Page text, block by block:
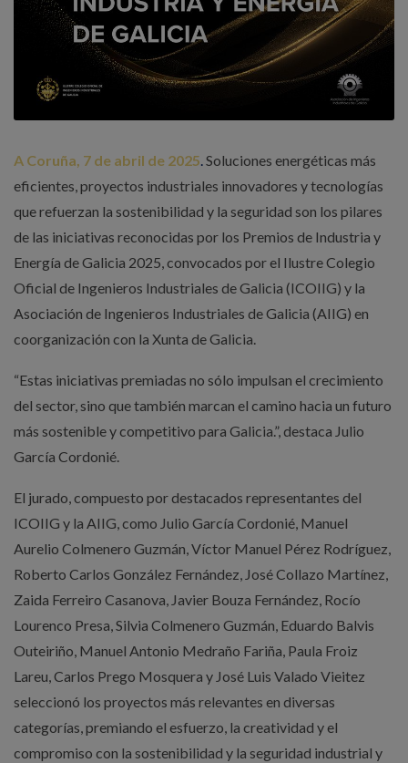
A Coruña, 7 de abril de 2025.Soluciones energéticas más
eficientes, proyectos industriales innovadores y tecnologías
que refuerzan la sostenibilidad y la seguridad son los pilares
de las iniciativas reconocidas por los Premios de Industria y
Energía de Galicia 2025, convocados por el Ilustre Colegio
Oficial de Ingenieros Industriales de Galicia (ICOIIG) y la
Asociación de Ingenieros Industriales de Galicia (AIIG) en
coorganización con la Xunta de Galicia.
“Estas iniciativas premiadas no sólo impulsan el crecimiento
del sector, sino que también marcan el camino hacia un futuro
más sostenible y competitivo para Galicia.”, destaca Julio
García Cordonié.
El jurado, compuesto por destacados representantes del
ICOIIG y la AIIG, como Julio García Cordonié, Manuel
Aurelio Colmenero Guzmán, Víctor Manuel Pérez Rodríguez,
Roberto Carlos González Fernández, José Collazo Martínez,
Zaida Ferreiro Casanova, Javier Bouza Fernández, Rocío
Lourenco Presa, Silvia Colmenero Guzmán, Eduardo Balvis
Outeiriño, Manuel Antonio Medraño Fariña, Paula Froiz
Lareu, Carlos Prego Mosquera y José Luis Valado Vieitez
seleccionó los proyectos más relevantes en diversas
categorías, premiando el esfuerzo, la creatividad y el
compromiso con la sostenibilidad y la seguridad industrial y